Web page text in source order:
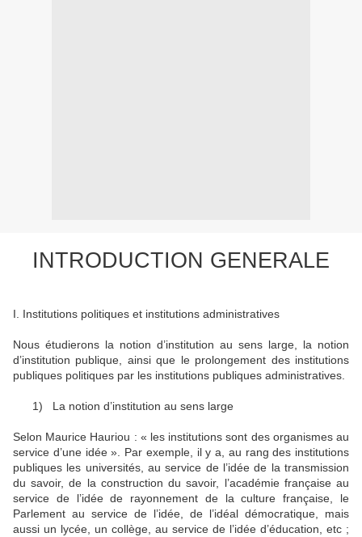
INTRODUCTION GENERALE
I. Institutions politiques et institutions administratives
Nous étudierons la notion d’institution au sens large, la notion
d’institution publique, ainsi que le prolongement des institutions
publiques politiques par les institutions publiques administratives.
1) La notion d’institution au sens large
Selon Maurice Hauriou : « les institutions sont des organismes au
service d’une idée ». Par exemple, il y a, au rang des institutions
publiques les universités, au service de l’idée de la transmission
du savoir, de la construction du savoir, l’académie française au
service de l’idée de rayonnement de la culture française, le
Parlement au service de l’idée, de l’idéal démocratique, mais
aussi un lycée, un collège, au service de l’idée d’éducation, etc ;